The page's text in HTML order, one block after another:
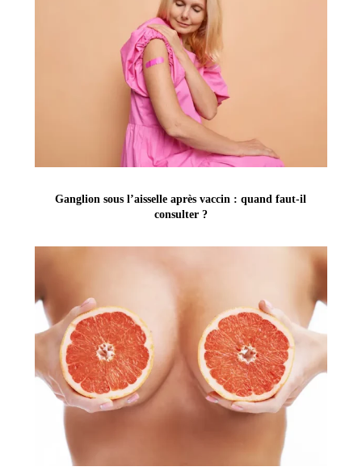
Ganglion sous l’aisselle après vaccin : quand faut-il
consulter ?